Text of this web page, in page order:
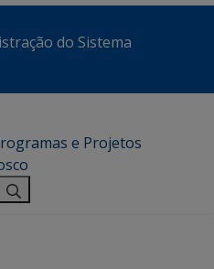
do Sistema
e Projetos